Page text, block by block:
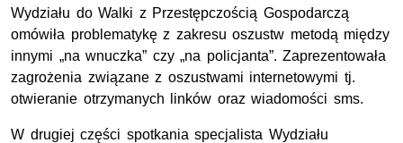
Wydziału do Walki z Przestępczością Gospodarczą
omówiła problematykę z zakresu oszustw metodą między
innymi „na wnuczka” czy „na policjanta”. Zaprezentowała
zagrożenia związane z oszustwami internetowymi tj.
otwieranie otrzymanych linków oraz wiadomości sms.
W drugiej części spotkania specjalista Wydziału